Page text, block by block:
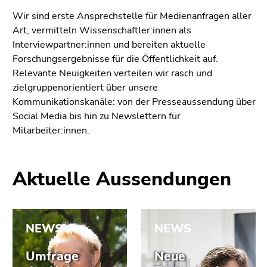
Sie diesen
Link.
Zum
Inhalt
(Zugriffstaste
1)
Zur
Positionsanzeige
Zur
Hauptnavigation
3)
Zur
Unternavigation
(Zugriffstaste
Wir sind erste Ansprechstelle für Medienanfragen aller
Art, vermitteln Wissenschaftler:innen als
Interviewpartner:innen und bereiten aktuelle
Forschungsergebnisse für die Öffentlichkeit auf.
Relevante Neuigkeiten verteilen wir rasch und
zielgruppenorientiert über unsere
Kommunikationskanäle: von der Presseaussendung über
Social Media bis hin zu Newslettern für
Mitarbeiter:innen.
Aktuelle Aussendungen